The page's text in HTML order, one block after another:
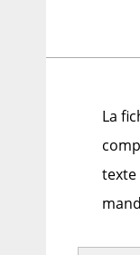
La
texte